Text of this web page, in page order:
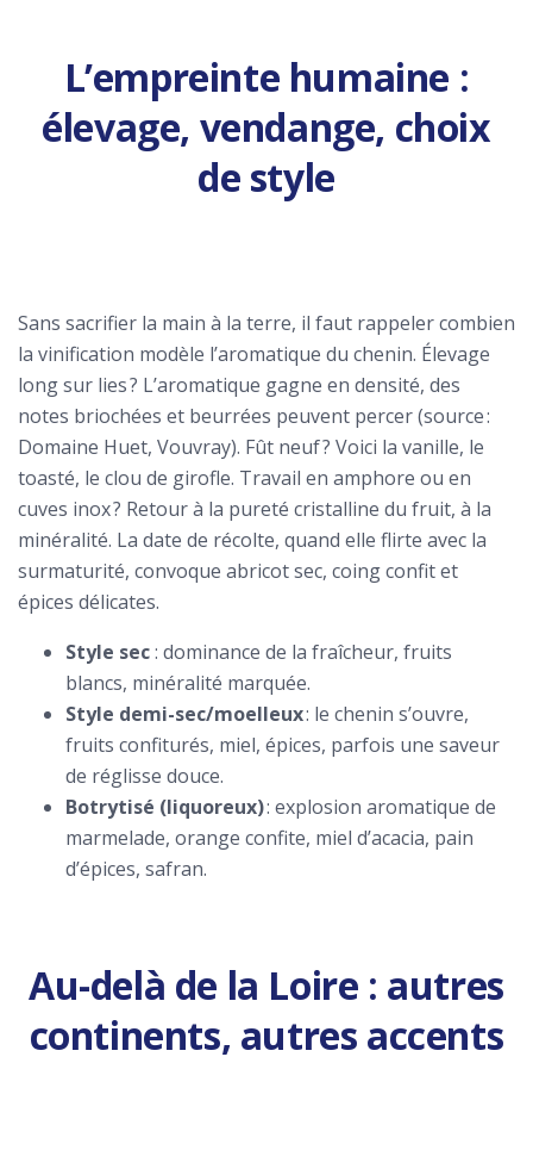
L’empreinte humaine :
élevage, vendange, choix
de style
Sans sacrifier la main à la terre, il faut rappeler combien
la vinification modèle l’aromatique du chenin. Élevage
long sur lies ? L’aromatique gagne en densité, des
notes briochées et beurrées peuvent percer (source :
Domaine Huet, Vouvray). Fût neuf ? Voici la vanille, le
toasté, le clou de girofle. Travail en amphore ou en
cuves inox ? Retour à la pureté cristalline du fruit, à la
minéralité. La date de récolte, quand elle flirte avec la
surmaturité, convoque abricot sec, coing confit et
épices délicates.
Style sec: dominance de la fraîcheur, fruits
blancs, minéralité marquée.
Style demi-sec/moelleux: le chenin s’ouvre,
fruits confiturés, miel, épices, parfois une saveur
de réglisse douce.
Botrytisé (liquoreux): explosion aromatique de
marmelade, orange confite, miel d’acacia, pain
d’épices, safran.
Au-delà de la Loire : autres
continents, autres accents